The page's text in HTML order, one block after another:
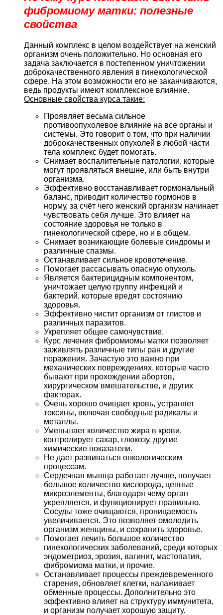
фибромиому матки: полезные
свойства
Данный комплекс в целом воздействует на женский
организм очень положительно. Но основная его
задача заключается в постепенном уничтожении
доброкачественного явления в гинекологической
сфере. На этом возможности его не заканчиваются,
ведь продукты имеют комплексное влияние.
Основные свойства курса такие:
Проявляет весьма сильное
противоопухолевое влияние на все органы и
системы. Это говорит о том, что при наличии
доброкачественных опухолей в любой части
тела комплекс будет помогать.
Снимает воспалительные патологии, которые
могут проявляться внешне, или быть внутри
организма.
Эффективно восстанавливает гормональный
баланс, приводит количество гормонов в
норму, за счёт чего женский организм начинает
чувствовать себя лучше. Это влияет на
состояние здоровья не только в
гинекологической сфере, но и в общем.
Снимает возникающие болевые синдромы и
различные спазмы.
Останавливает сильное кровотечение.
Помогает рассасывать опасную опухоль.
Является бактерицидным компонентом,
уничтожает целую группу инфекций и
бактерий, которые вредят состоянию
здоровья.
Эффективно чистит организм от глистов и
различных паразитов.
Укрепляет общее самочувствие.
Курс лечения фибромиомы матки позволяет
заживлять различные типы ран и другие
поражения. Зачастую это важно при
механических повреждениях, которые часто
бывают при прохождении абортов,
хирургическом вмешательстве, и других
факторах.
Очень хорошо очищает кровь, устраняет
токсины, включая свободные радикалы и
металлы.
Уменьшает количество жира в крови,
контролирует сахар, глюкозу, другие
химические показатели.
Не дает развиваться онкологическим
процессам.
Сердечная мышца работает лучше, получает
большое количество кислорода, ценные
микроэлементы, благодаря чему орган
укрепляется, и функционирует правильно.
Сосуды тоже очищаются, проницаемость
увеличивается. Это позволяет омолодить
организм женщины, и сохранить здоровье.
Помогает лечить большое количество
гинекологических заболеваний, среди которых
эндометриоз, эрозия, вагинит, мастопатия,
фибромиома матки, и прочие.
Останавливает процессы преждевременного
старения, обновляет клетки, налаживает
обменные процессы. Дополнительно это
эффективно влияет на структуру иммунитета,
и организм получает хорошую защиту.